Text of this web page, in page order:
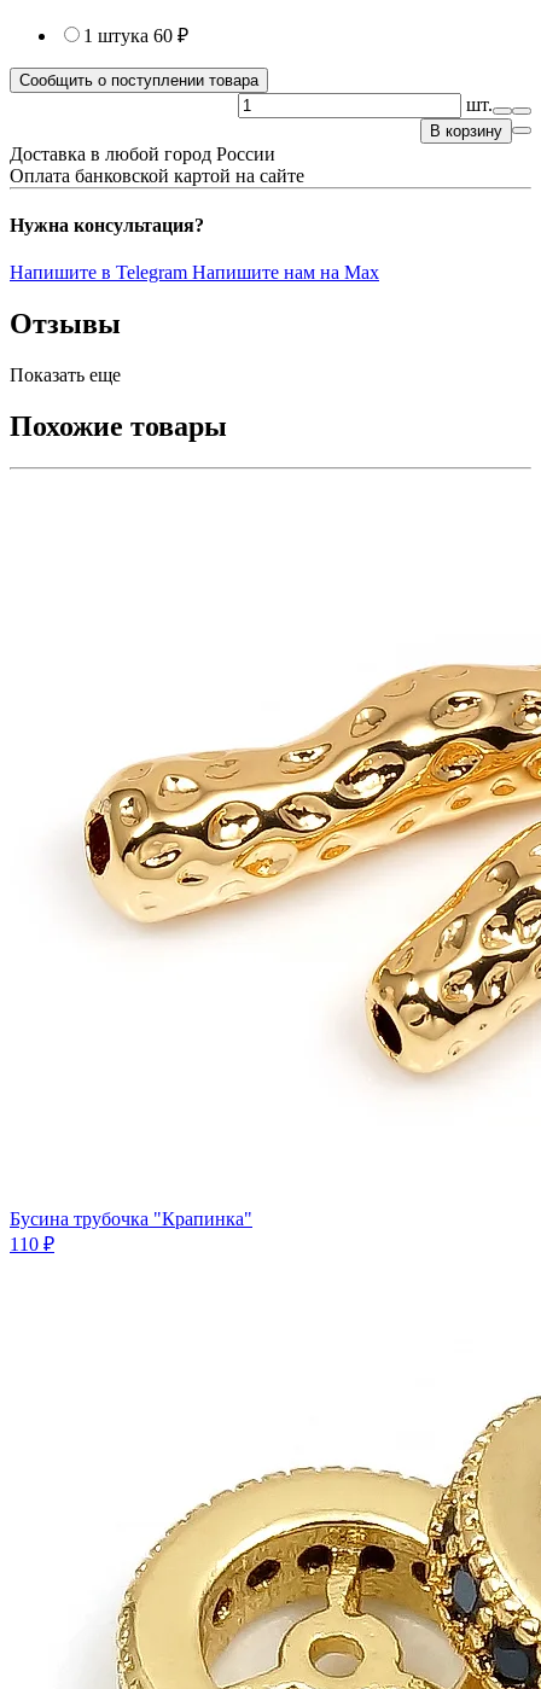
1 штука 60 ₽
Сообщить о поступлении товара
шт.
В корзину
Доставка в любой город России
Оплата банковской картой на сайте
Нужна консультация?
Напишите в Telegram Напишите нам на Max
Отзывы
Показать еще
Похожие товары
Бусина трубочка "Крапинка"
110 ₽